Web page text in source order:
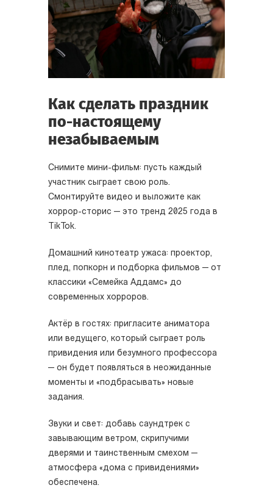
Как сделать праздник
по-настоящему
незабываемым
Снимите мини-фильм: пусть каждый
участник сыграет свою роль.
Смонтируйте видео и выложите как
хоррор-сторис — это тренд 2025 года в
TikTok.
Домашний кинотеатр ужаса: проектор,
плед, попкорн и подборка фильмов — от
классики «Семейка Аддамс» до
современных хорроров.
Актёр в гостях: пригласите аниматора
или ведущего, который сыграет роль
привидения или безумного профессора
— он будет появляться в неожиданные
моменты и «подбрасывать» новые
задания.
Звуки и свет: добавь саундтрек с
завывающим ветром, скрипучими
дверями и таинственным смехом —
атмосфера «дома с привидениями»
обеспечена.